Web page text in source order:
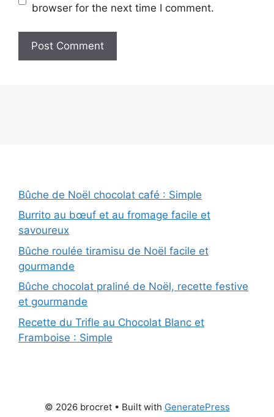
browser for the next time I comment.
Bûche de Noël chocolat café : Simple
Burrito au bœuf et au fromage facile et
savoureux
Bûche roulée tiramisu de Noël facile et
gourmande
Bûche chocolat praliné de Noël, recette festive
et gourmande
Recette du Trifle au Chocolat Blanc et
Framboise : Simple
© 2026 brocret• Built with GeneratePress